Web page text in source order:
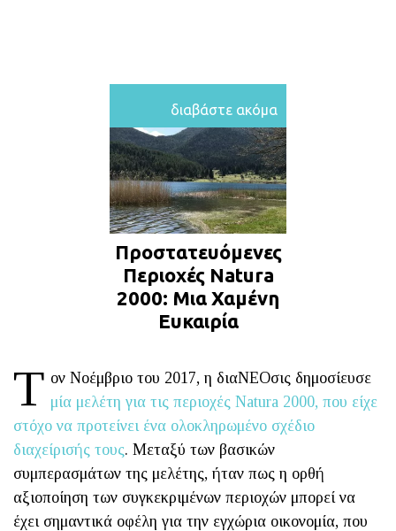
διαβάστε ακόμα
Προστατευόμενες
Περιοχές Natura
2000: Μια Χαμένη
Ευκαιρία
Τ ον Νοέμβριο του 2017, η διαΝΕΟσις δημοσίευσε
μία μελέτη για τις περιοχές Νatura 2000, που είχε
στόχο να προτείνει ένα ολοκληρωμένο σχέδιο
διαχείρισής τους. Μεταξύ των βασικών
συμπερασμάτων της μελέτης, ήταν πως η ορθή
αξιοποίηση των συγκεκριμένων περιοχών μπορεί να
έχει σημαντικά οφέλη για την εγχώρια οικονομία, που